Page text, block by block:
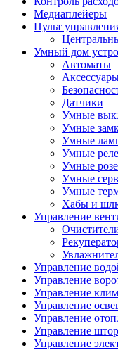
Медиаплейеры
Пульт
Умный дом
Автоматы
Датчики
Умные
Умные
Умные
Умные
Умные
Умные
Умные
Хабы и
Управление
Управление
Управление
Управление
Управление
Управление
Управление
Управление